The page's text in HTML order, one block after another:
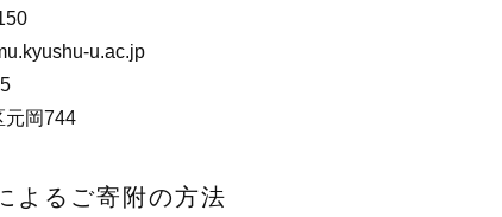
u.ac.jp
元岡744
よるご寄附の方法